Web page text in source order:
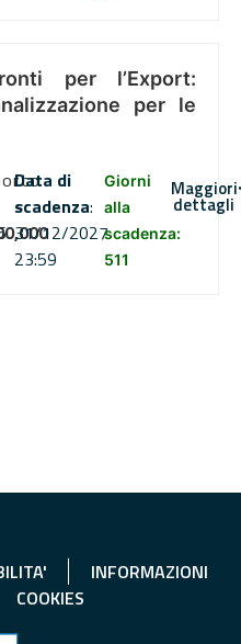
per l’Export:
per le
Data di
scadenza:
31/12/2027
23:59
Giorni
alla
scadenza:
511
Maggiori
dettagli
INFORMAZIONI
COOKIES